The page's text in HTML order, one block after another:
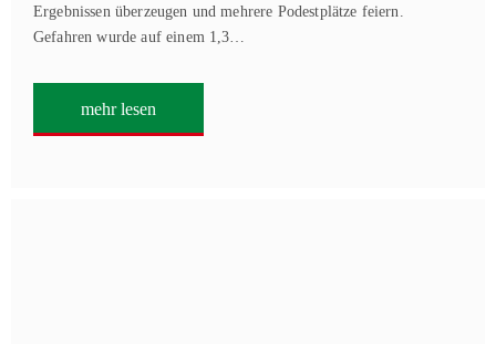
Ergebnissen überzeugen und mehrere Podestplätze feiern.
Gefahren wurde auf einem 1,3…
mehr lesen